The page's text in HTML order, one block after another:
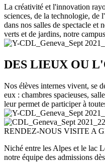
La créativité et l'innovation
sciences, de la technologie, de
dans nos salles de spectacle et
verts et de jardins, notre
DES LIEUX OU
Nos élèves internes vivent, se
eux : chambres spacieuses,
leur permet de participer à
RENDEZ-NOUS VISITE A
Niché entre les Alpes et le lac
notre équipe des admissions